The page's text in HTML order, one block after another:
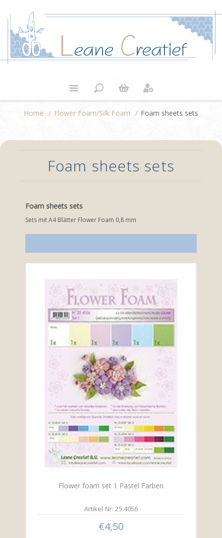
Home / Flower Foam/Silk Foam / Foam sheets sets
Foam sheets sets
Foam sheets sets
Sets mit A4 Blätter Flower Foam 0,8 mm
Flower foam set 1 Pastel Farben
Artikel Nr: 25.4056
€4,50